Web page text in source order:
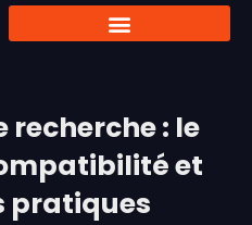
recherche : le
et
pratiques